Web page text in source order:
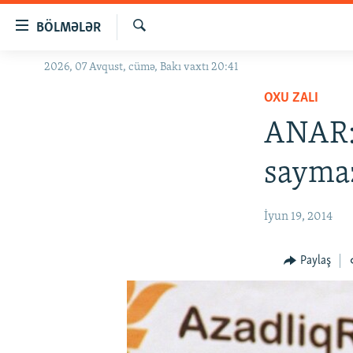
BÖLMƏLƏR
GÜNDƏM
Axtar
2026, 07 Avqust, cümə, Bakı vaxtı 20:41
OXU ZALI
İyun 19, 2014
Paylaş